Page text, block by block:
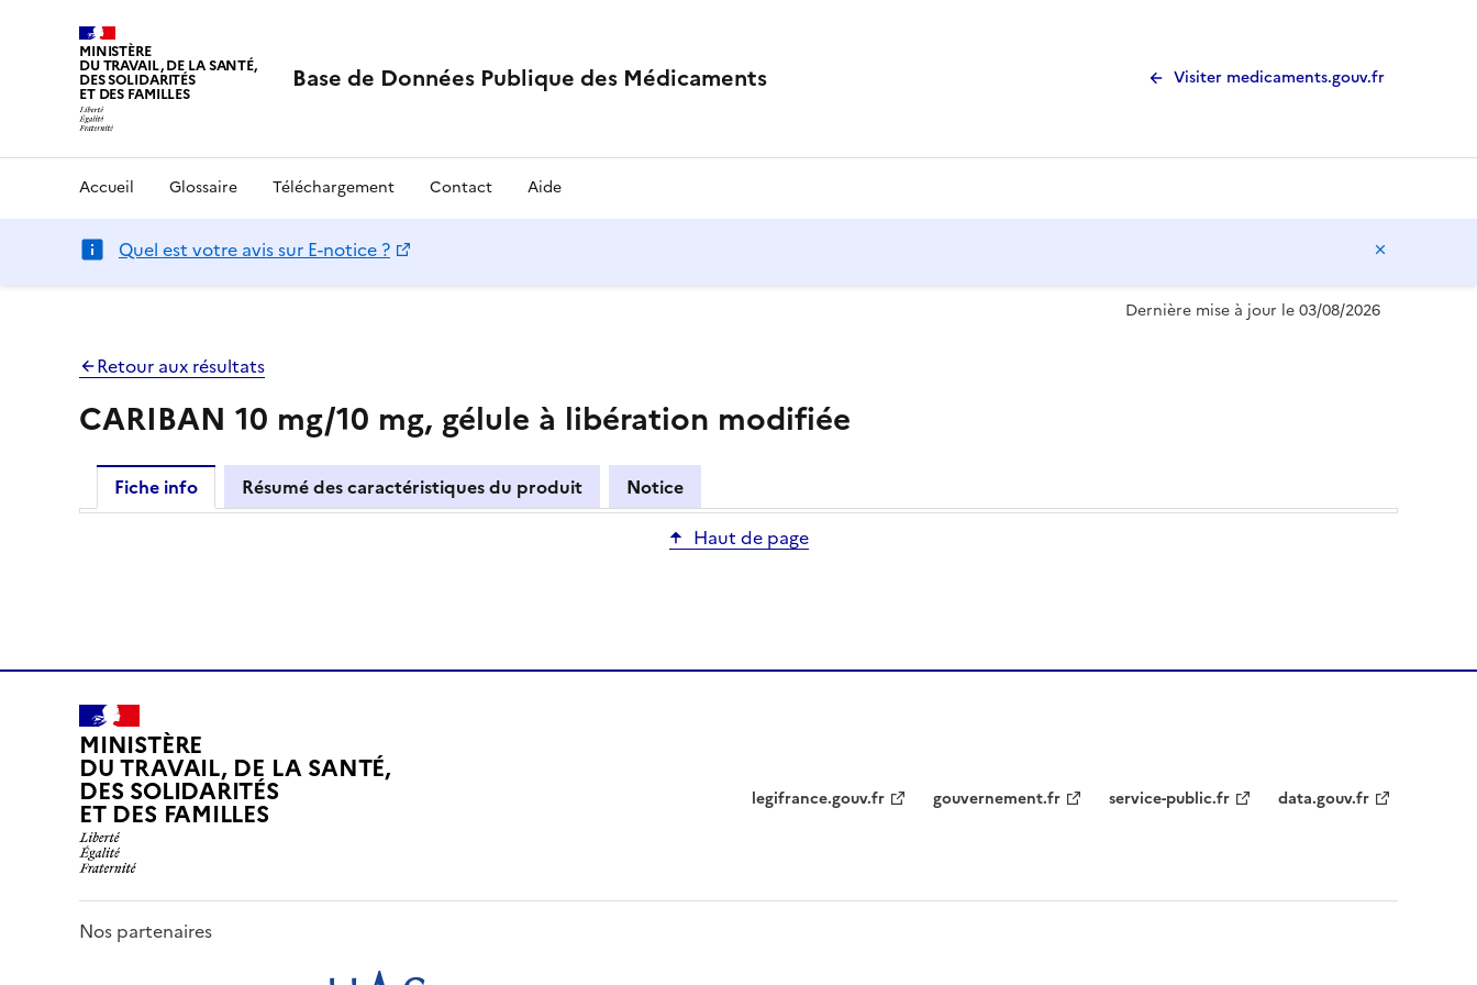
MINISTÈRE
DU TRAVAIL, DE LA SANTÉ,
DES SOLIDARITÉS
ET DES FAMILLES Base de Données Publique des Médicaments Visiter medicaments.gouv.fr
Accueil Glossaire Téléchargement Contact Aide
Quel est votre avis sur E-notice ?
Dernière mise à jour le 03/08/2026
Retour aux résultats
CARIBAN 10 mg/10 mg, gélule à libération modifiée
Fiche info Résumé des caractéristiques du produit
Notice
Haut de page
MINISTÈRE
DU TRAVAIL, DE LA SANTÉ,
DES SOLIDARITÉS
ET DES FAMILLES legifrance.gouv.fr gouvernement.fr service-public.fr data.gouv.fr
Nos partenaires